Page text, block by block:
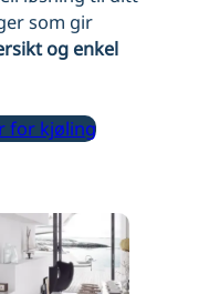
som gir
og enkel
for kjøling